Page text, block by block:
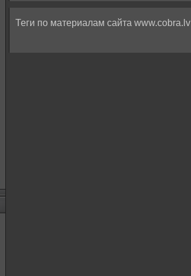
Теги по материалам сайта www.cobra.lv